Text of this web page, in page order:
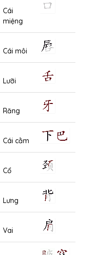
Cái
miệng
Cái môi
Lưỡi
Răng
Cái cằm
Cổ
Lưng
Vai